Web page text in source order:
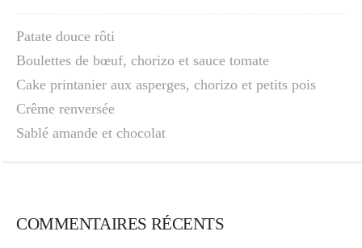
Patate douce rôti
Boulettes de bœuf, chorizo et sauce tomate
Cake printanier aux asperges, chorizo et petits pois
Crême renversée
Sablé amande et chocolat
COMMENTAIRES RÉCENTS